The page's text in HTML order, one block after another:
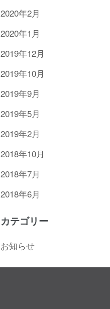
2020年2月
2020年1月
2019年12月
2019年10月
2019年9月
2019年5月
2019年2月
2018年10月
2018年7月
2018年6月
カテゴリー
お知らせ